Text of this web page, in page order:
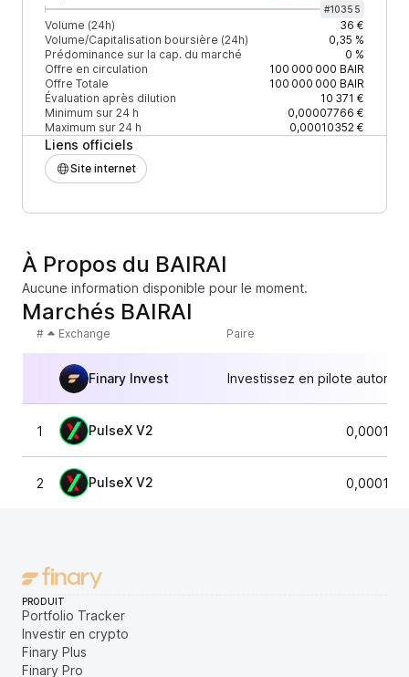
#10355
Volume (24h)
36 €
Volume/Capitalisation boursière (24h)
0,35 %
Prédominance sur la cap. du marché
0 %
Offre en circulation
100 000 000 BAIR
Offre Totale
100 000 000 BAIR
Évaluation après dilution
10 371 €
Minimum sur 24 h
0,00007766 €
Maximum sur 24 h
0,00010352 €
Liens officiels
Site internet
À Propos du BAIRAI
Aucune information disponible pour le moment.
Marchés BAIRAI
# Exchange Paire
Finary Invest Investissez en pilote
1 PulseX V2
2 PulseX V2
PRODUIT
Portfolio Tracker
Investir en crypto
Finary Plus
Finary Pro